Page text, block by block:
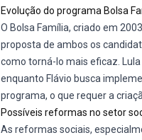
Evolução do programa Bolsa
O Bolsa Família, criado em
proposta de ambos os
como torná-lo mais eficaz.
enquanto Flávio busca
programa, o que requer a
Possíveis reformas no setor
As reformas sociais,